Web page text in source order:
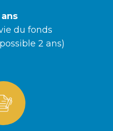
ans
du fonds
2 ans)